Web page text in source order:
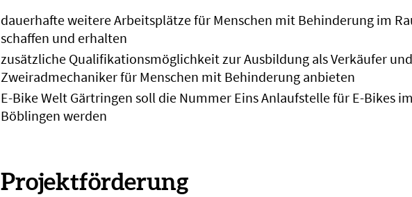
dauerhafte weitere Arbeitsplätze für Menschen mit Behinderung im
schaffen und erhalten
zusätzliche Qualifikationsmöglichkeit zur Ausbildung als Verkäufer und
Zweiradmechaniker für Menschen mit Behinderung anbieten
E-Bike Welt Gärtringen soll die Nummer Eins Anlaufstelle für E-Bikes
Böblingen werden
Projektförderung